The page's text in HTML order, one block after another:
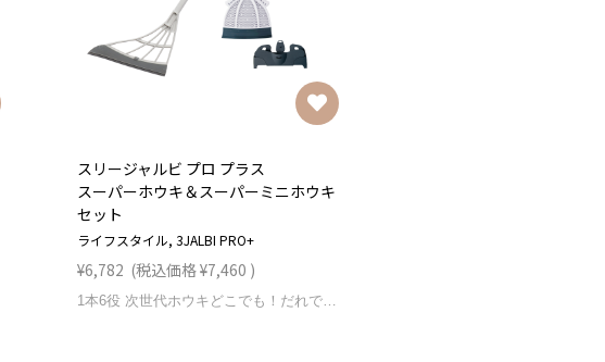
スリージャルビ プロ プラス
スーパーホウキ＆スーパーミニホウキ
セット
ライフスタイル, 3JALBI PRO+
¥6,782 (税込価格¥7,460 )
1本6役 次世代ホウキどこでも！だれでも！短時間で体に負担をかけずに掃除できる！ ブランド スリージャルビ プロ プラス 製品名 スーパーホウキ＆スーパーミニホウキ セット メーカー希望小売価格 7,460円(税込) カラー ホワイト サイズ(約) 本体：270×890mm ミニ：160×160mm 重量(約) 本体：190g ミニ本体：105g (ミニ)カバー：35g 素材 本体：PP、エラストマー（TPE）、アルミニウムミニ：PP、エラストマー（TPE）、POE セット内容 本体、ミニ本体、専門粘着フック、ツーウェイカバー、保証書付取扱説明書 保証期間 1年 生産国 韓国